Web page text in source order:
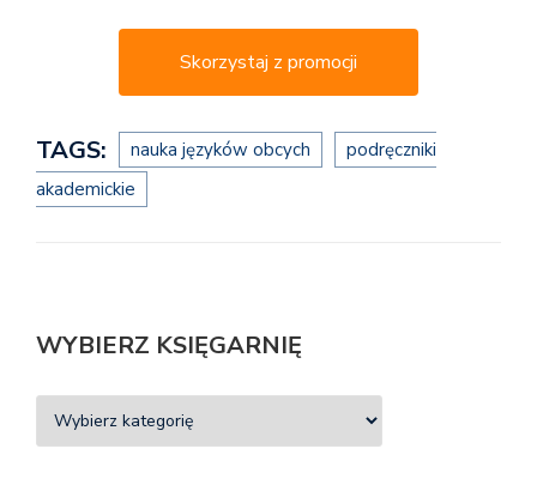
Skorzystaj z promocji
TAGS: nauka języków obcych
podręczniki
akademickie
WYBIERZ KSIĘGARNIĘ